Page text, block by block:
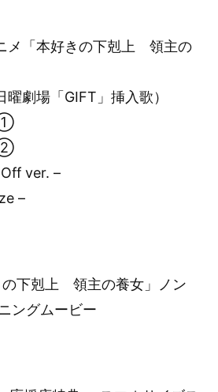
メ「本好きの下剋上 領主の
劇場「GIFT」挿入歌）
①
②
ver. –
–
の下剋上 領主の養女」ノン
ングムービー